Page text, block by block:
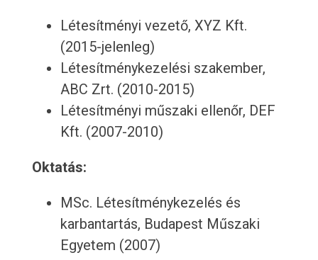
Létesítményi vezető, XYZ Kft.
(2015-jelenleg)
Létesítménykezelési szakember,
ABC Zrt. (2010-2015)
Létesítményi műszaki ellenőr, DEF
Kft. (2007-2010)
Oktatás:
MSc. Létesítménykezelés és
karbantartás, Budapest Műszaki
Egyetem (2007)